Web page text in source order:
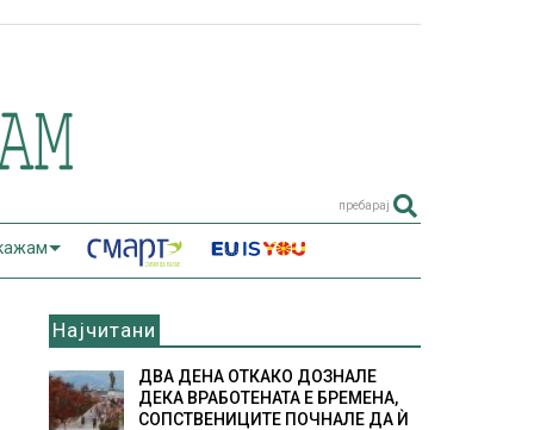
пребарај
Најчитани
ДВА ДЕНА ОТКАКО ДОЗНАЛЕ
ДЕКА ВРАБОТЕНАТА Е БРЕМЕНА,
СОПСТВЕНИЦИТЕ ПОЧНАЛЕ ДА Ѝ